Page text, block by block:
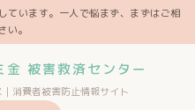
ています。一人で悩まず、まずはご相
い。
金 被害救済センター
消費者被害防止情報サイト